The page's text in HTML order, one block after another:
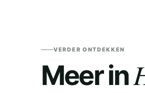
VERDER ONTDEKKEN
Meer in